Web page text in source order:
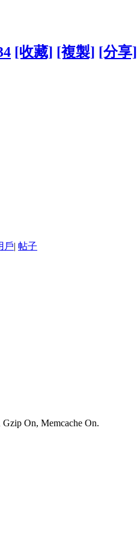
[收藏] [複製] [分享]
戶| 帖子
Gzip On, Memcache On.